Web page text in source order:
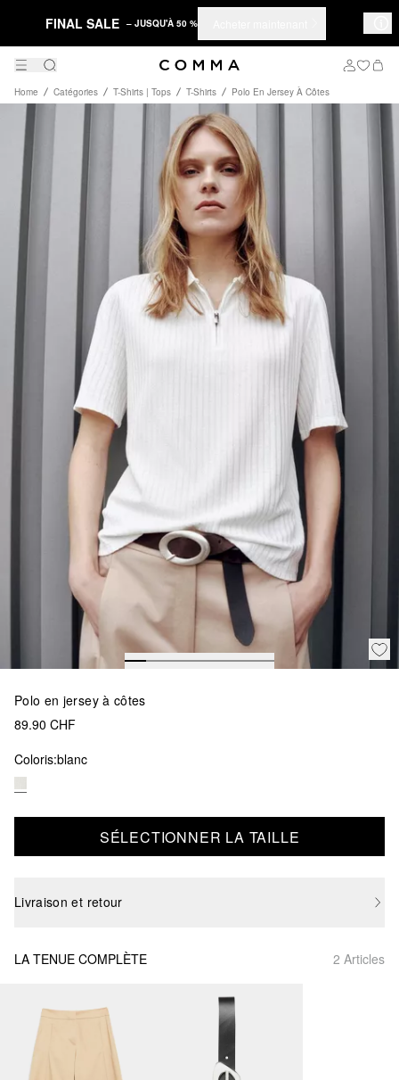
FINAL SALE – JUSQU'À 50 %
Home Catégories T-Shirts | Tops T-Shirts Polo En Jersey À Côtes
Polo en jersey à côtes
89.90 CHF
Coloris:blanc
SÉLECTIONNER LA TAILLE
Livraison et retour
LA TENUE COMPLÈTE 2 Articles